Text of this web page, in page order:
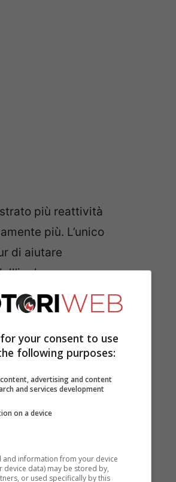
più reattività
più. L’unico
di aiutare
di oltre 13
trionfale.
più la mossa
il sapore
non doveva
finale
your consent to use
following purposes:
advertising and content
and services development
on a device
information from your device
data) may be stored by,
or used specifically by this